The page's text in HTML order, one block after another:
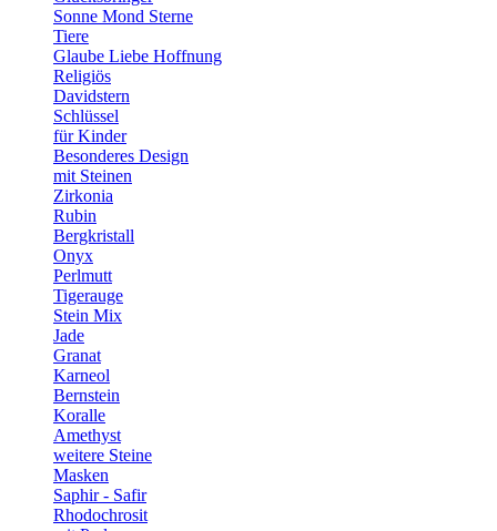
Sonne Mond Sterne
Tiere
Glaube Liebe Hoffnung
Religiös
Davidstern
Schlüssel
für Kinder
Besonderes Design
mit Steinen
Zirkonia
Rubin
Bergkristall
Onyx
Perlmutt
Tigerauge
Stein Mix
Jade
Granat
Karneol
Bernstein
Koralle
Amethyst
weitere Steine
Masken
Saphir - Safir
Rhodochrosit